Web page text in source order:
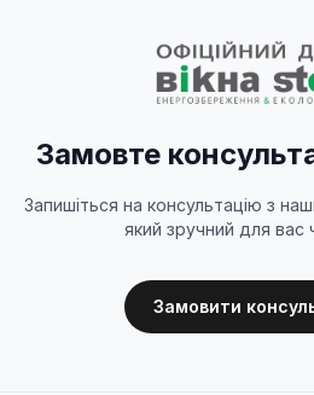
Замовте
Запишіться на консультацію з
який зручний для вас
Замовити